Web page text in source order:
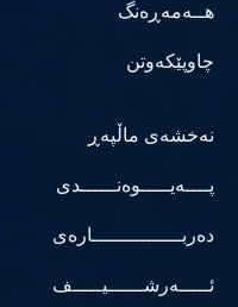
هــەمەڕەنگ
چاوپێکەوتن
نەخشەی ماڵپەڕ
پــــەیـــــوەنــــــدی
دەربـــــــــــــــارەی
ئـــــەرشــــــیـــــف